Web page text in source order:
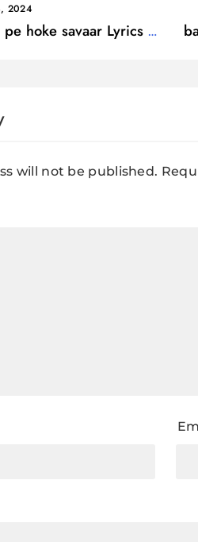
2024
pe hoke savaar Lyrics /
will not be published.